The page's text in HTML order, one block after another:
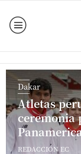
Dakar
Atletas
ceremonia
REDACCIÓN EC